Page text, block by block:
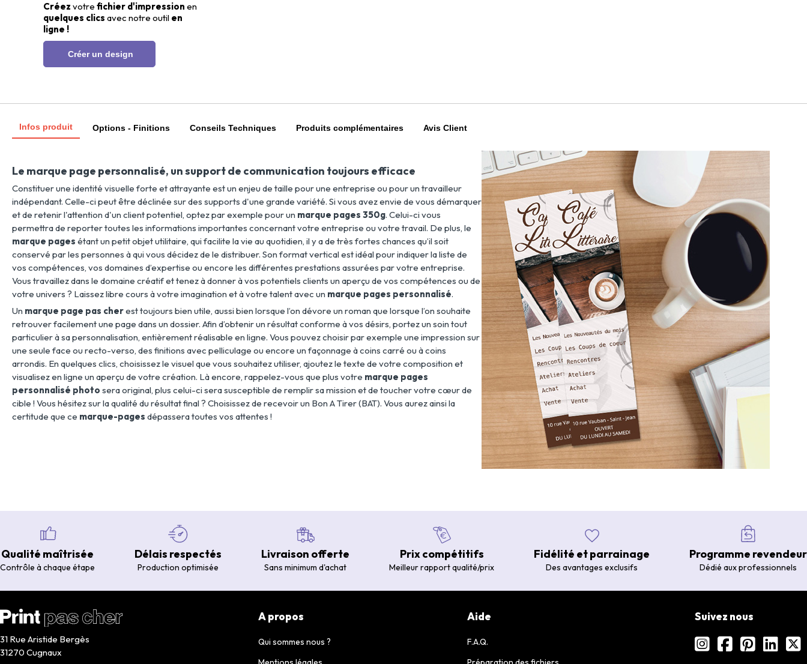
Créez votre fichier d'impression en
quelques clics avec notre outil en
ligne !
Créer un design
Infos produit Options - Finitions Conseils Techniques Produits complémentaires Avis Client
Le marque page personnalisé, un support de communication toujours efficace
Constituer une identité visuelle forte et attrayante est un enjeu de taille pour une entreprise ou pour un travailleur
indépendant. Celle-ci peut être déclinée sur des supports d'une grande variété. Si vous avez envie de vous démarquer
et de retenir l'attention d'un client potentiel, optez par exemple pour un marque pages 350g. Celui-ci vous
permettra de reporter toutes les informations importantes concernant votre entreprise ou votre travail. De plus, le
marque pages étant un petit objet utilitaire, qui facilite la vie au quotidien, il y a de très fortes chances qu’il soit
conservé par les personnes à qui vous décidez de le distribuer. Son format vertical est idéal pour indiquer la liste de
vos compétences, vos domaines d’expertise ou encore les différentes prestations assurées par votre entreprise.
Vous travaillez dans le domaine créatif et tenez à donner à vos potentiels clients un aperçu de vos compétences ou de
votre univers ? Laissez libre cours à votre imagination et à votre talent avec un marque pages personnalisé.
Un marque page pas cherest toujours bien utile, aussi bien lorsque l’on dévore un roman que lorsque l’on souhaite
retrouver facilement une page dans un dossier. Afin d’obtenir un résultat conforme à vos désirs, portez un soin tout
particulier à sa personnalisation, entièrement réalisable en ligne. Vous pouvez choisir par exemple une impression sur
une seule face ou recto-verso, des finitions avec pelliculage ou encore un façonnage à coins carré ou à coins
arrondis. En quelques clics, choisissez le visuel que vous souhaitez utiliser, ajoutez le texte de votre composition et
visualisez en ligne un aperçu de votre création. Là encore, rappelez-vous que plus votre marque pages
personnalisé photo sera original, plus celui-ci sera susceptible de remplir sa mission et de toucher votre cœur de
cible ! Vous hésitez sur la qualité du résultat final ? Choisissez de recevoir un Bon A Tirer (BAT). Vous aurez ainsi la
certitude que ce marque-pages dépassera toutes vos attentes !
Qualité maîtrisée
Contrôle à chaque étape
Délais respectés
Production optimisée
Livraison offerte
Sans minimum d'achat
Prix compétitifs
Meilleur rapport qualité/prix
Fidélité et parrainage
Des avantages exclusifs
Programme revendeur
Dédié aux professionnels
31 Rue Aristide Bergès
31270 Cugnaux
A propos
Qui sommes nous ?
Aide
F.A.Q.
Suivez nous